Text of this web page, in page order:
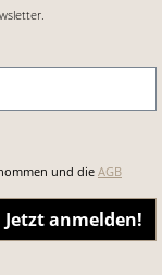
und die AGB
Jetzt anmelden!